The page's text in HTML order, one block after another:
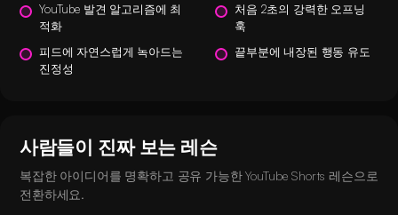
YouTube 발견 알고리즘에 최
적화
피드에 자연스럽게 녹아드는
진정성
처음 2초의 강력한 오프닝
훅
끝부분에 내장된 행동 유도
사람들이 진짜 보는 레슨
복잡한 아이디어를 명확하고 공유 가능한 YouTube Shorts 레슨으로
전환하세요.